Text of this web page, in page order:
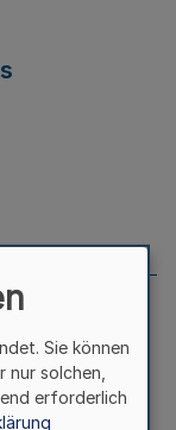
vom
Sie können
nur solchen,
erforderlich